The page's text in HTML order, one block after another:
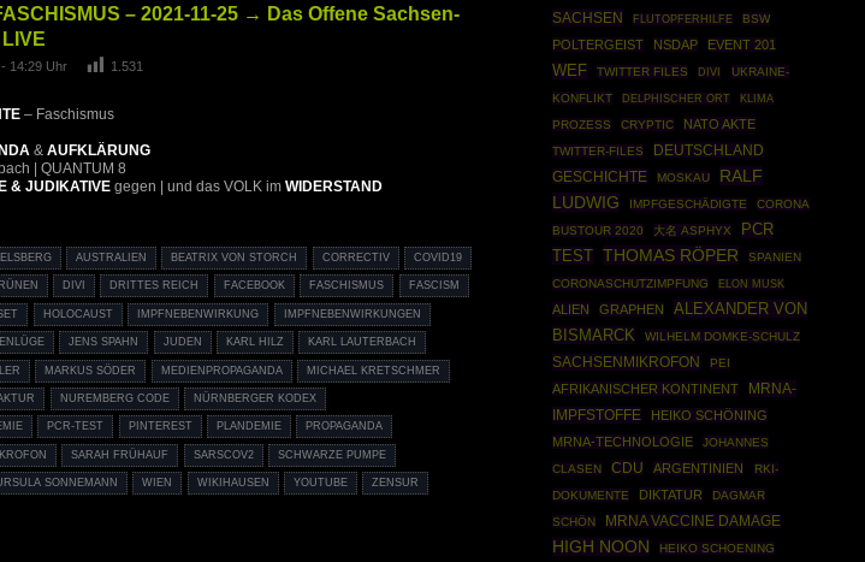
– 2021-11-25 → Das Offene Sachsen-
14:29 Uhr 1.531
– Faschismus
& AUFKLÄRUNG
| QUANTUM 8
& JUDIKATIVEgegen | und das VOLK im WIDERSTAND
AUSTRALIEN BEATRIX VON STORCH CORRECTIV COVID19
DIVI DRITTES REICH FACEBOOK FASCHISMUS FASCISM
HOLOCAUST IMPFNEBENWIRKUNG IMPFNEBENWIRKUNGEN
JENS SPAHN JUDEN KARL HILZ KARL LAUTERBACH
MARKUS SÖDER MEDIENPROPAGANDA MICHAEL KRETSCHMER
NUREMBERG CODE NÜRNBERGER KODEX
PCR-TEST PINTEREST PLANDEMIE PROPAGANDA
SARAH FRÜHAUF SARSCOV2 SCHWARZE PUMPE
SONNEMANN WIEN WIKIHAUSEN YOUTUBE ZENSUR
SACHSEN FLUTOPFERHILFE BSW
POLTERGEIST NSDAP EVENT 201
WEF TWITTER FILES DIVI
UKRAINE-
KONFLIKT
DELPHISCHER ORT KLIMA
PROZESS CRYPTIC NATO AKTE
TWITTER-FILES
DEUTSCHLAND
GESCHICHTE
MOSKAU
RALF
LUDWIG
IMPFGESCHÄDIGTE
CORONA
BUSTOUR 2020
大名 ASPHYX
PCR
TEST THOMAS RÖPER
SPANIEN
CORONASCHUTZIMPFUNG
ELON MUSK
ALIEN GRAPHEN
ALEXANDER VON
BISMARCK
WILHELM DOMKE-SCHULZ
SACHSENMIKROFON PEI
AFRIKANISCHER KONTINENT
MRNA-
IMPFSTOFFE
HEIKO SCHÖNING
MRNA-TECHNOLOGIE
JOHANNES
CLASEN
CDU ARGENTINIEN
RKI-
DOKUMENTE
DIKTATUR
DAGMAR
SCHÖN
MRNA VACCINE DAMAGE
HIGH NOON HEIKO SCHOENING